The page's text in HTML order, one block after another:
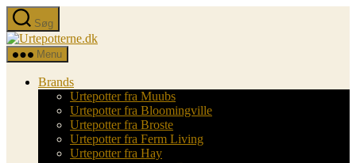
Spring
til
indholdet
Søg
Urtepotterne.dk
Menu
Brands
Urtepotter fra Muubs
Urtepotter fra Bloomingville
Urtepotter fra Broste
Urtepotter fra Ferm Living
Urtepotter fra Hay